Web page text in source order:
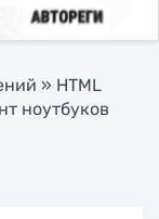
» HTML
ноутбуков